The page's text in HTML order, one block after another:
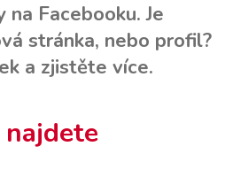
Facebooku. Je
stránka, nebo profil?
a zjistěte více.
najdete